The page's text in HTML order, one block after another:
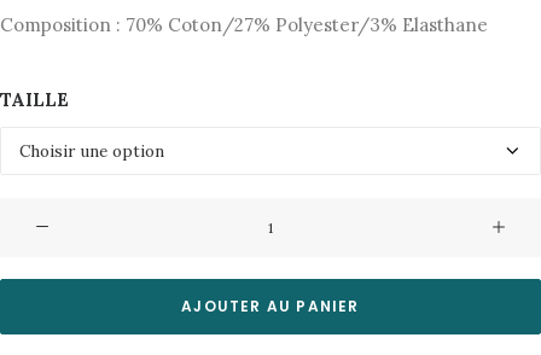
Composition : 70% Coton/27% Polyester/3% Elasthane
TAILLE
Chemise
4372
AJOUTER AU PANIER